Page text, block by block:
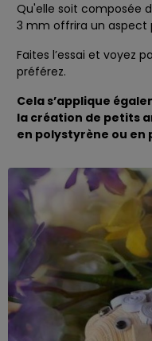
Qu'elle soit composée
3 mm offrira un aspect
Faites l’essai et voyez
préférez.
Cela s’applique
la création de petits
en polystyrène ou en